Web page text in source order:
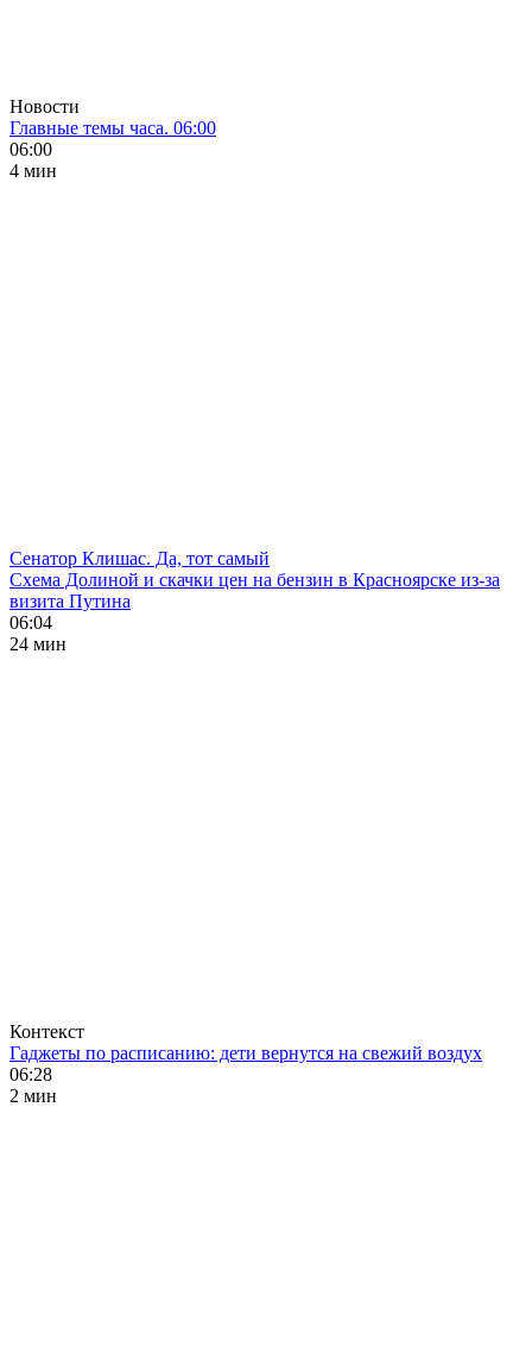
Новости
Главные темы часа. 06:00
06:00
4 мин
Сенатор Клишас. Да, тот самый
Схема Долиной и скачки цен на бензин в Красноярске из-за
визита Путина
06:04
24 мин
Контекст
Гаджеты по расписанию: дети вернутся на свежий воздух
06:28
2 мин